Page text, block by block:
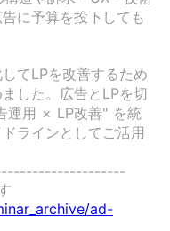
に予算を投下しても
てLPを改善するため
した。広告とLPを切
運用 × LP改善" を統
ラインとしてご活用
ad-